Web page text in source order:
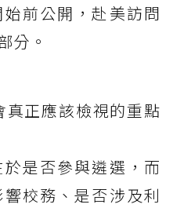
前公開，赴美訪問
分。
正應該檢視的重點
是否參與遴選，而
校務、是否涉及利